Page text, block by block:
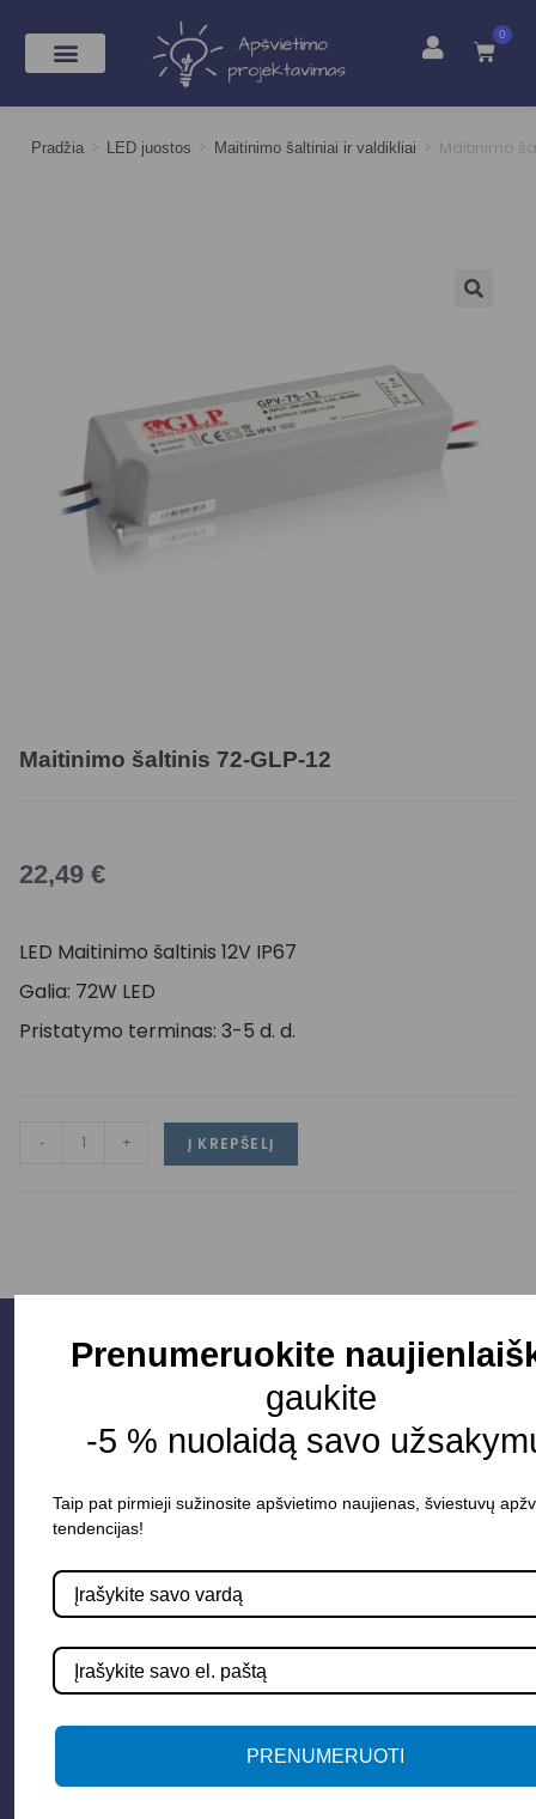
0
Pradžia > LED juostos > Maitinimo šaltiniai ir valdikliai > Maitinimo
Maitinimo šaltinis 72-GLP-12
22,49 €
LED Maitinimo šaltinis 12V IP67
Galia: 72W LED
Pristatymo terminas: 3-5 d. d.
- + Į KREPŠELĮ
Parduotuvė
Apšvietimo sistemos
Elektros instaliacija
Lauko šviestuvai
Prenumeruokite
gaukite
-5 % nuolaidą savo
Taip pat pirmieji sužinosite apšvietimo naujienas, šviestuvų
tendencijas!
PRENUMERUOTI